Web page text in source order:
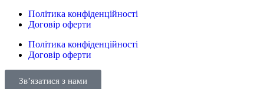
Політика конфіденційності
Договір оферти
Політика конфіденційності
Договір оферти
Зв’язатися з нами